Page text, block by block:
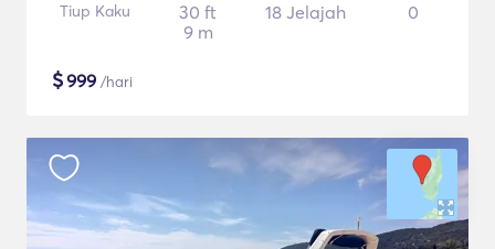
Tiup Kaku
30 ft
9 m
18 Jelajah 0
$999 /hari